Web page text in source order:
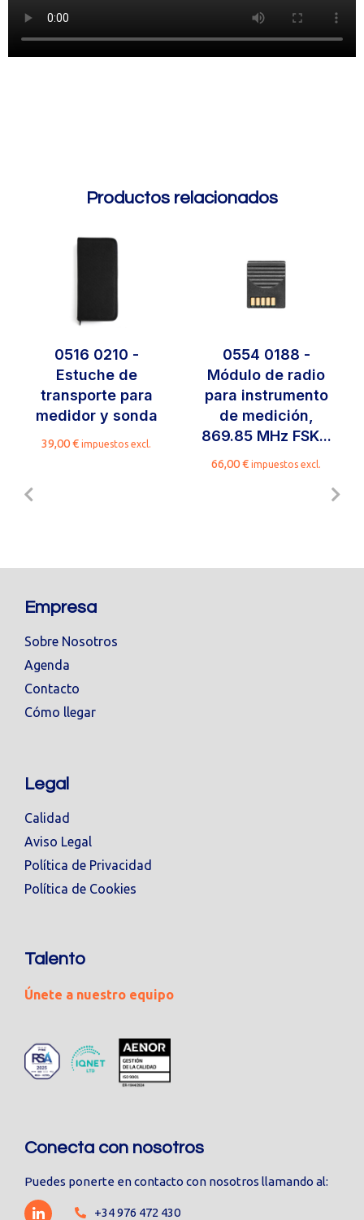
Productos relacionados
0516 0210 -
Estuche de
transporte para
medidor y sonda
39,00€ impuestos excl.
0554 0188 -
Módulo de radio
para instrumento
de medición,
869.85 MHz FSK...
66,00€ impuestos excl.
Empresa
Sobre Nosotros
Agenda
Contacto
Cómo llegar
Legal
Calidad
Aviso Legal
Política de Privacidad
Política de Cookies
Talento
Únete a nuestro equipo
Conecta con nosotros
Puedes ponerte en contacto con nosotros llamando al:
+34 976 472 430